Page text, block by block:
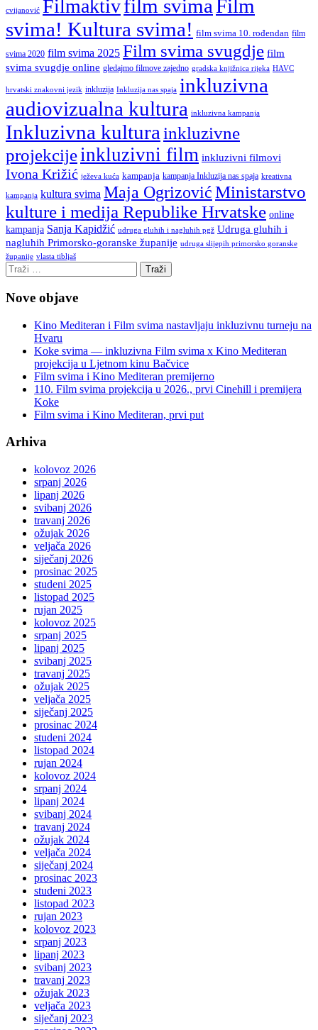
cvijanović Filmaktivfilm svima Film
svima! Kultura svima! film svima 10. rođendan film
svima 2020 film svima 2025 Film svima svugdje film
svima svugdje online gledajmo filmove zajedno gradska knjižnica rijeka HAVC
hrvatski znakovni jezik inkluzija Inkluzija nas spaja inkluzivna
audiovizualna kultura inkluzivna kampanja
Inkluzivna kultura inkluzivne
projekcijeinkluzivni film inkluzivni filmovi
Ivona Križić ježeva kuća kampanja kampanja Inkluzija nas spaja kreativna
kampanja kultura svima Maja OgrizovićMinistarstvo
kulture i medija Republike Hrvatske online
kampanja Sanja Kapidžić udruga gluhih i nagluhih pgž Udruga gluhih i
nagluhih Primorsko-goranske županije udruga slijepih primorsko goranske
županije vlasta tibljaš
Nove objave
Kino Mediteran i Film svima nastavljaju inkluzivnu turneju na
Hvaru
Koke svima — inkluzivna Film svima x Kino Mediteran
projekcija u Ljetnom kinu Bačvice
Film svima i Kino Mediteran premijerno
110. Film svima projekcija u 2026., prvi Cinehill i premijera
Koke
Film svima i Kino Mediteran, prvi put
Arhiva
kolovoz 2026
srpanj 2026
lipanj 2026
svibanj 2026
travanj 2026
ožujak 2026
veljača 2026
siječanj 2026
prosinac 2025
studeni 2025
listopad 2025
rujan 2025
kolovoz 2025
srpanj 2025
lipanj 2025
svibanj 2025
travanj 2025
ožujak 2025
veljača 2025
siječanj 2025
prosinac 2024
studeni 2024
listopad 2024
rujan 2024
kolovoz 2024
srpanj 2024
lipanj 2024
svibanj 2024
travanj 2024
ožujak 2024
veljača 2024
siječanj 2024
prosinac 2023
studeni 2023
listopad 2023
rujan 2023
kolovoz 2023
srpanj 2023
lipanj 2023
svibanj 2023
travanj 2023
ožujak 2023
veljača 2023
siječanj 2023